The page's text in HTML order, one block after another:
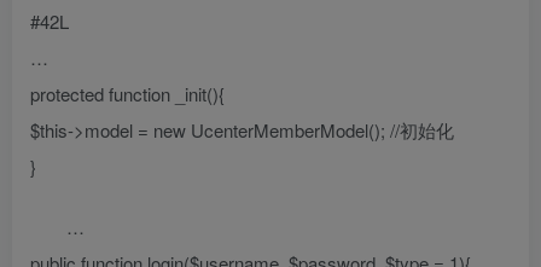
#42L
…
protected function _init(){
$this->model = new UcenterMemberModel(); //初始化
}
…